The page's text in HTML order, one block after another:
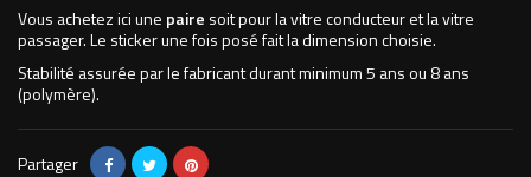
Vous achetez ici une paire soit pour la vitre conducteur et la vitre
passager. Le sticker une fois posé fait la dimension choisie.
Stabilité assurée par le fabricant durant minimum 5 ans ou 8 ans
(polymère).
Partager